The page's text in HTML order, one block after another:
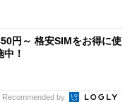
円～ 格安SIMをお得に使
！
Recommended by